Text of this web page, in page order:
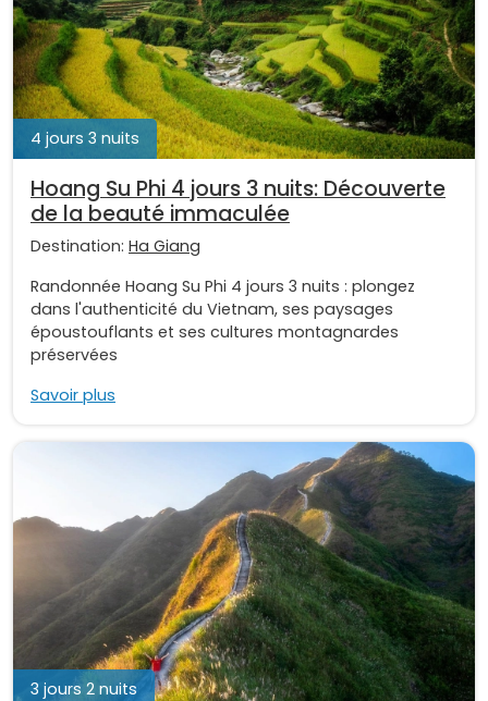
4 jours 3 nuits
Hoang Su Phi 4 jours 3 nuits: Découverte
de la beauté immaculée
Destination: Ha Giang
Randonnée Hoang Su Phi 4 jours 3 nuits : plongez
dans l'authenticité du Vietnam, ses paysages
époustouflants et ses cultures montagnardes
préservées
Savoir plus
3 jours 2 nuits